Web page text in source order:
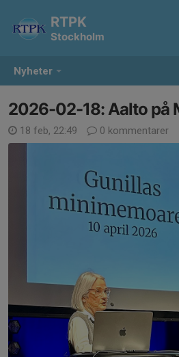
Nyheter
RTPK
Stockholm
2026-02-18: Aalto på
18 feb, 22:49 0 kommentarer